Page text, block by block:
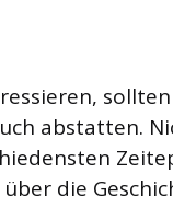
abstatten.
die